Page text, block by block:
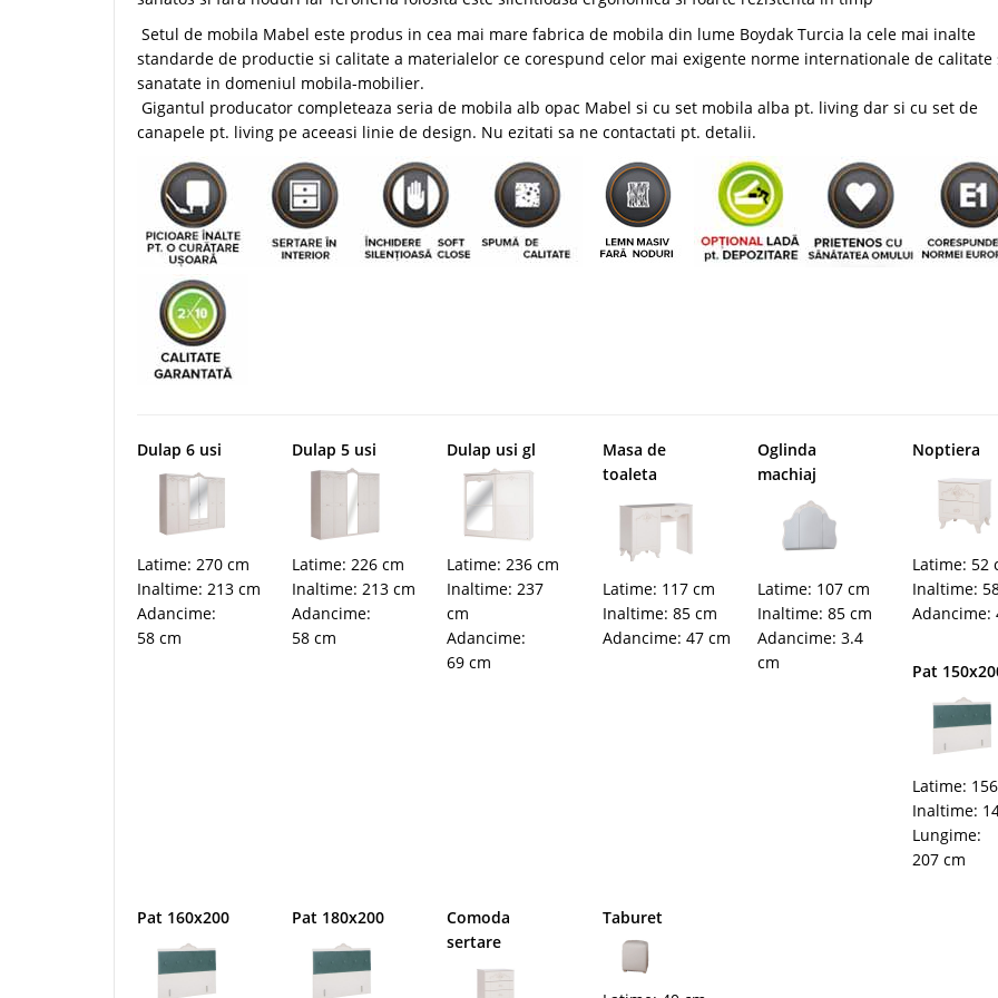
​ Setul de mobila Mabel este produs in cea mai mare fabrica de mobila din lume Boydak Turcia la cele mai inalte
standarde de productie si calitate a materialelor ce corespund celor mai exigente norme internationale de calitate
sanatate in domeniul mobila-mobilier.
Gigantul producator completeaza seria de mobila alb opac Mabel si cu set mobila alba pt. living dar si cu set de
canapele pt. living pe aceeasi linie de design. Nu ezitati sa ne contactati pt. detalii.
Dulap 6 usi
Latime: 270 cm
Inaltime: 213 cm
Adancime:
58 cm
Dulap 5 usi
Latime: 226 cm
Inaltime: 213 cm
Adancime:
58 cm
Dulap usi gl
Latime: 236 cm
Inaltime: 237
cm
Adancime:
69 cm
Masa de
toaleta
Latime: 117 cm
Inaltime: 85 cm
Adancime: 47 cm
Oglinda
machiaj
Latime: 107 cm
Inaltime: 85 cm
Adancime: 3.4
cm
Noptiera
Latime: 52
Inaltime:
Adancime:
Pat
Latime:
Inaltime:
Lungime:
207 cm
Pat 160x200 Pat 180x200
Comoda
sertare
Taburet